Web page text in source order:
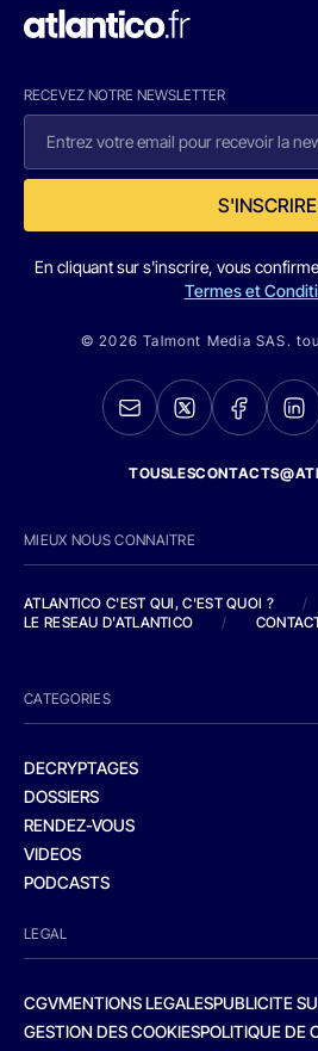
RECEVEZ NOTRE NEWSLETTER
S'INSCRIRE
En cliquant sur s'inscrire, vous
Termes et
© 2026 Talmont Media SAS.
MIEUX NOUS CONNAITRE
ATLANTICO C'EST QUI, C'EST QUOI ?
/
LE RESEAU D'ATLANTICO
/
CATEGORIES
DECRYPTAGES
DOSSIERS
RENDEZ-VOUS
VIDEOS
PODCASTS
LEGAL
CGVMENTIONS LEGALESPUBLICITE
GESTION DES COOKIESPOLITIQUE DE